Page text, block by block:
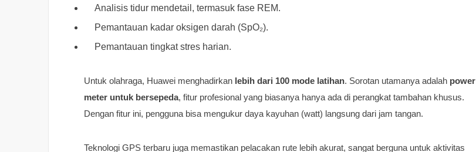
Analisis tidur mendetail, termasuk fase REM.
Pemantauan kadar oksigen darah (SpO₂).
Pemantauan tingkat stres harian.
Untuk olahraga, Huawei menghadirkan lebih dari 100 mode latihan. Sorotan utamanya adalah power
meter untuk bersepeda, fitur profesional yang biasanya hanya ada di perangkat tambahan khusus.
Dengan fitur ini, pengguna bisa mengukur daya kayuhan (watt) langsung dari jam tangan.
Teknologi GPS terbaru juga memastikan pelacakan rute lebih akurat, sangat berguna untuk aktivitas